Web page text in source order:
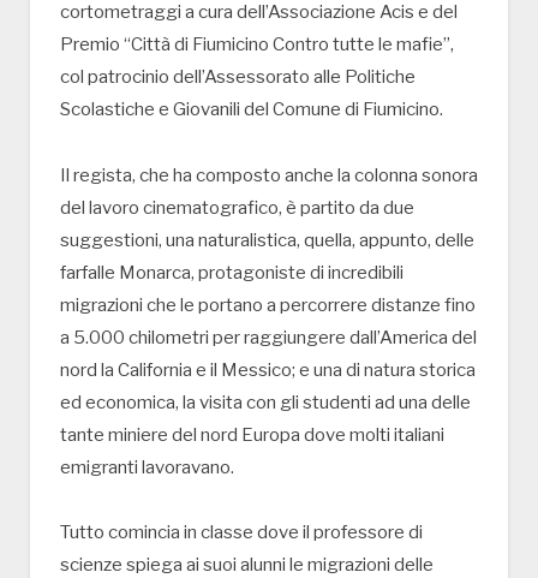
cortometraggi a cura dell’Associazione Acis e del
Premio “Città di Fiumicino Contro tutte le mafie”,
col patrocinio dell’Assessorato alle Politiche
Scolastiche e Giovanili del Comune di Fiumicino.
Il regista, che ha composto anche la colonna sonora
del lavoro cinematografico, è partito da due
suggestioni, una naturalistica, quella, appunto, delle
farfalle Monarca, protagoniste di incredibili
migrazioni che le portano a percorrere distanze fino
a 5.000 chilometri per raggiungere dall’America del
nord la California e il Messico; e una di natura storica
ed economica, la visita con gli studenti ad una delle
tante miniere del nord Europa dove molti italiani
emigranti lavoravano.
Tutto comincia in classe dove il professore di
scienze spiega ai suoi alunni le migrazioni delle